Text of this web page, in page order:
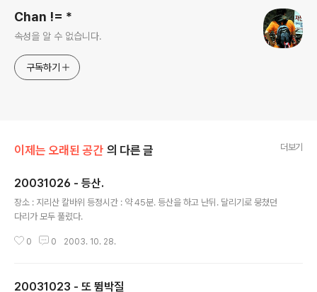
Chan != *
속성을 알 수 없습니다.
구독하기
이제는 오래된 공간 의 다른 글 더보기
20031026 - 등산.
장소 : 지리산 칼바위 등정시간 : 약 45분. 등산을 하고 난뒤. 달리기로 뭉쳤던
다리가 모두 풀렸다.
0 0 2003. 10. 28.
20031023 - 또 뜀박질